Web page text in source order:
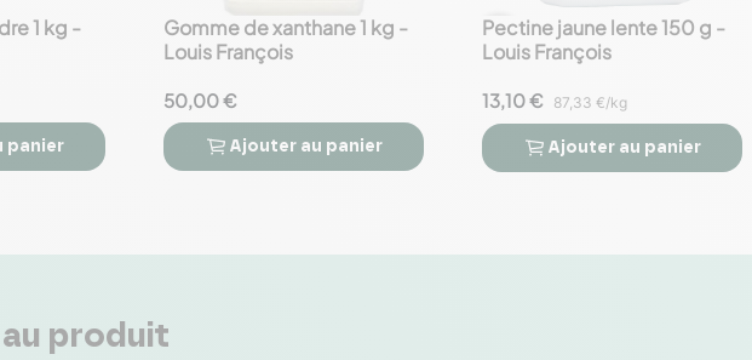
1 kg -
panier
favorite_border
Gomme de xanthane 1 kg -
Louis François
50,00 €
 
Ajouter au panier
favorite_border
Pectine jaune lente 150 g -
Louis François
13,10 € 87,33 €/kg
 
Ajouter au panier
produit